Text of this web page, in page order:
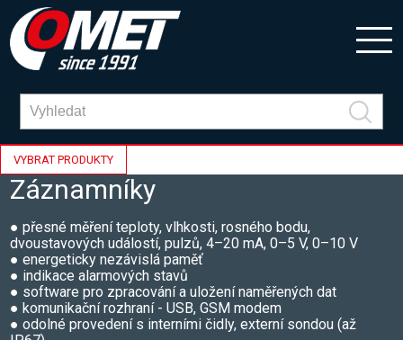
VYBRAT PRODUKTY
Záznamníky
● přesné měření teploty, vlhkosti, rosného bodu,
dvoustavových událostí, pulzů, 4–20 mA, 0–5 V, 0–10 V
● energeticky nezávislá paměť
● indikace alarmových stavů
● software pro zpracování a uložení naměřených dat
● komunikační rozhraní - USB, GSM modem
● odolné provedení s interními čidly, externí sondou (až